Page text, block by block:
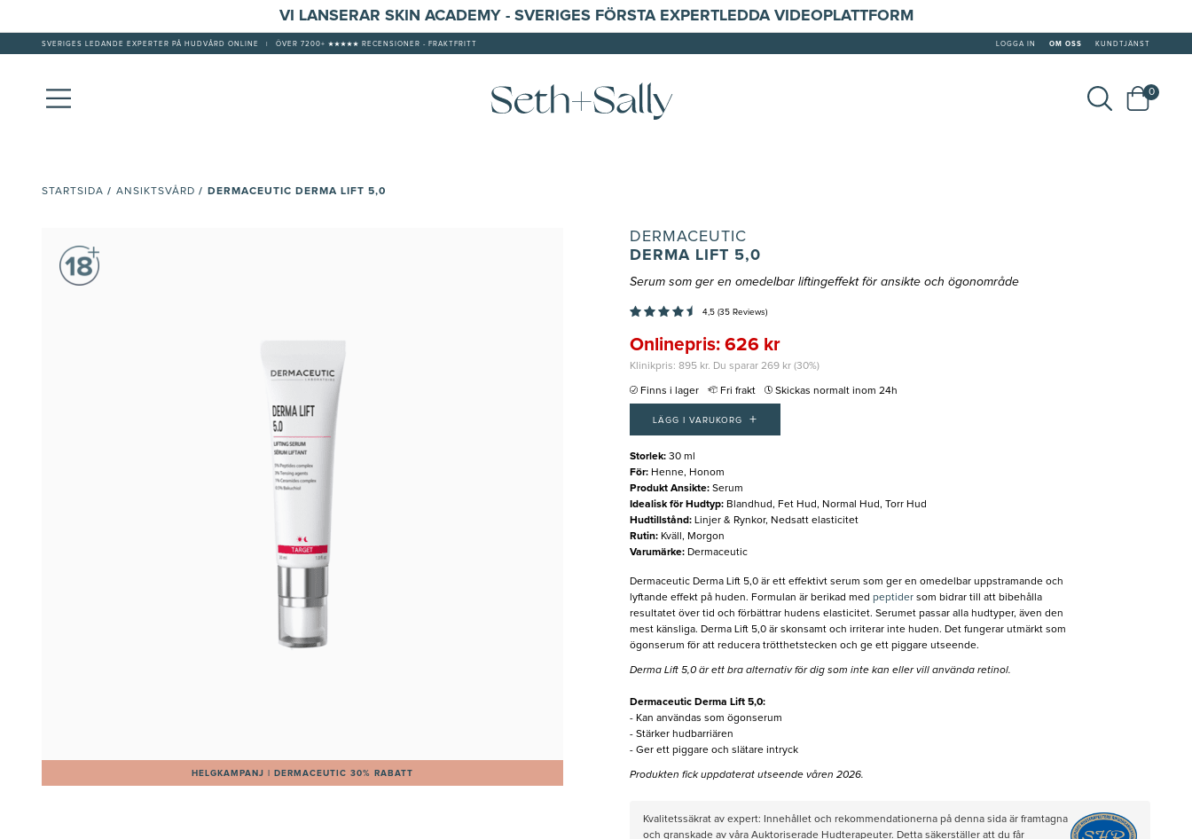
VI LANSERAR SKIN ACADEMY - SVERIGES FÖRSTA EXPERTLEDDA VIDEOPLATTFORM
SVERIGES LEDANDE EXPERTER PÅ HUDVÅRD ONLINE ÖVER 7200+ ★★★★★ RECENSIONER - FRAKTFRITT LOGGA IN OM OSS KUNDTJÄNST
0
STARTSIDA / ANSIKTSVÅRD / DERMACEUTIC DERMA LIFT 5,0
HELGKAMPANJ | DERMACEUTIC 30% RABATT
DERMACEUTIC
DERMA LIFT 5,0
Serum som ger en omedelbar liftingeffekt för ansikte och ögonområde
4,5 (35 Reviews)
Onlinepris: 626 kr
Klinikpris: 895 kr. Du sparar 269 kr (30%)
Finns i lager Fri frakt Skickas normalt inom 24h
LÄGG I VARUKORG +
Storlek: 30 ml
För: Henne, Honom
Produkt Ansikte: Serum
Idealisk för Hudtyp: Blandhud, Fet Hud, Normal Hud, Torr Hud
Hudtillstånd: Linjer & Rynkor, Nedsatt elasticitet
Rutin: Kväll, Morgon
Varumärke: Dermaceutic
Dermaceutic Derma Lift 5,0 är ett effektivt serum som ger en omedelbar uppstramande och
lyftande effekt på huden. Formulan är berikad med peptidersom bidrar till att bibehålla
resultatet över tid och förbättrar hudens elasticitet. Serumet passar alla hudtyper, även den
mest känsliga. Derma Lift 5,0 är skonsamt och irriterar inte huden. Det fungerar utmärkt som
ögonserum för att reducera trötthetstecken och ge ett piggare utseende.
Derma Lift 5,0 är ett bra alternativ för dig som inte kan eller vill använda retinol.
Dermaceutic Derma Lift 5,0:
- Kan användas som ögonserum
- Stärker hudbarriären
- Ger ett piggare och slätare intryck
Produkten fick uppdaterat utseende våren 2026.
Kvalitetssäkrat av expert: Innehållet och rekommendationerna på denna sida är framtagna
och granskade av våra Auktoriserade Hudterapeuter. Detta säkerställer att du får